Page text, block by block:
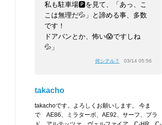
私も駐車場🅿️を見て、「あっ、こ
こは無理だ💦」と諦める事、多数
です！
ドアパンとか、怖い😱ですしね
💦」
何シテル？ 03/14 05:56
takacho
takachoです。よろしくお願いします。 今ま
で AE86、ミラターボ、AE92、サーフ、プラ